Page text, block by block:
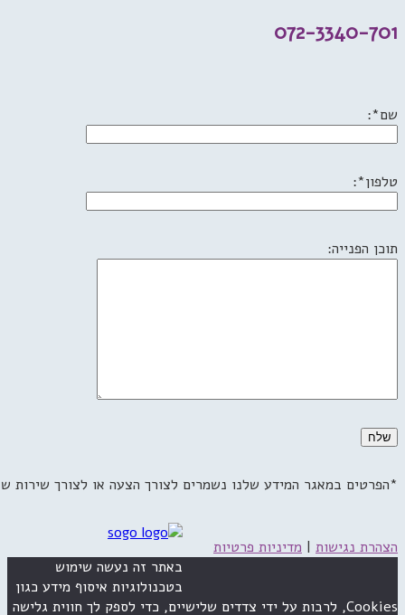
072-3340-701
שם*:
טלפון*:
תוכן הפנייה:
*הפרטים במאגר המידע שלנו נשמרים לצורך הצעה או לצורך
הצהרת נגישות | מדיניות פרטיות
באתר זה נעשה שימוש
בטכנולוגיות איסוף מידע כגון
Cookies, לרבות על ידי צדדים שלישיים, כדי לספק לך חווית גלישה